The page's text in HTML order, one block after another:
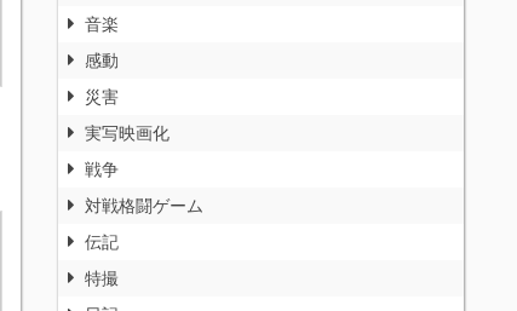
音楽
感動
災害
実写映画化
戦争
対戦格闘ゲーム
伝記
特撮